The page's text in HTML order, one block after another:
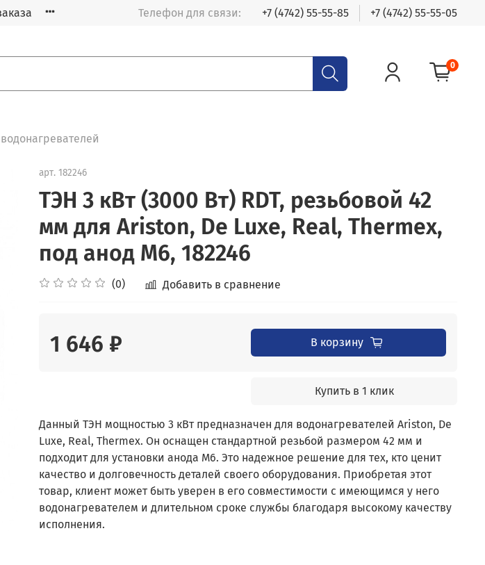
Телефон для связи: +7 (4742) 55-55-85 +7 (4742) 55-55-05
0
арт. 182246
ТЭН 3 кВт (3000 Вт) RDT, резьбовой 42
мм для Ariston, De Luxe, Real, Thermex,
под анод М6, 182246
(0) Добавить в сравнение
1 646 ₽ В корзину
Купить в 1 клик
Данный ТЭН мощностью 3 кВт предназначен для водонагревателей Ariston, De
Luxe, Real, Thermex. Он оснащен стандартной резьбой размером 42 мм и
подходит для установки анода М6. Это надежное решение для тех, кто ценит
качество и долговечность деталей своего оборудования. Приобретая этот
товар, клиент может быть уверен в его совместимости с имеющимся у него
водонагревателем и длительном сроке службы благодаря высокому качеству
исполнения.